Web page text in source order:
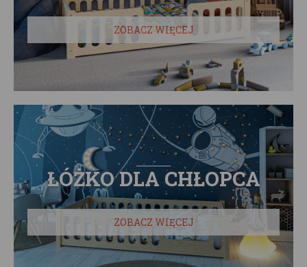
ZOBACZ WIĘCEJ
ŁÓŻKO DLA CHŁOPCA
ZOBACZ WIĘCEJ